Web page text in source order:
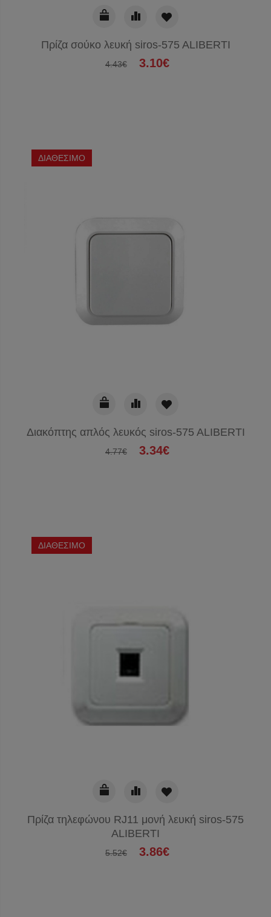
Πρίζα σούκο λευκή siros-575 ALIBERTI
4.43€ 3.10€
ΔΙΑΘΕΣΙΜΟ
Διακόπτης απλός λευκός siros-575 ALIBERTI
4.77€ 3.34€
ΔΙΑΘΕΣΙΜΟ
Πρίζα τηλεφώνου RJ11 μονή λευκή siros-575
ALIBERTI
5.52€ 3.86€